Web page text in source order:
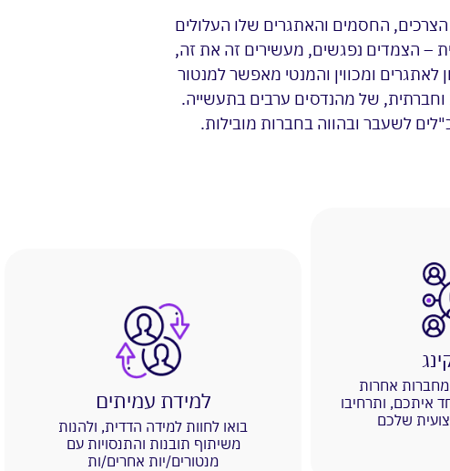
החסמים והאתגרים שלו העלולים
– הצמדים נפגשים, מעשירים זה את זה,
ומכווין והמנטי מאפשר למנטור
וחברתית, של מהנדסים ערבים בתעשייה.
לשעבר ובהווה בחברות מובילות.
מחברות אחרות
איתכם, ותרחיבו
שלכם
למידת עמיתים
בואו לחוות למידה הדדית, ולהנות
משיתוף תובנות והתנסויות עם
מנטורים/יות אחרים/ות